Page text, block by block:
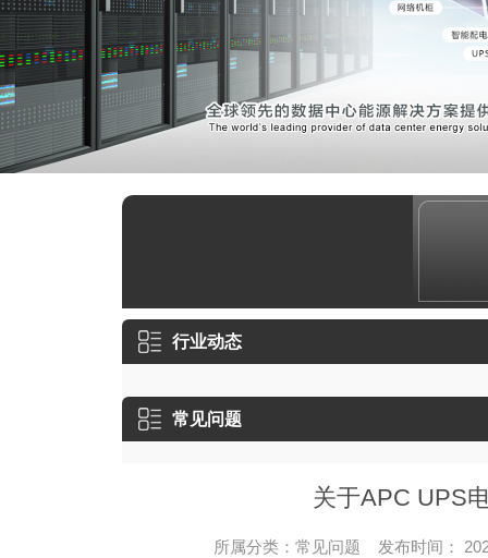
延长APC UPS不间断电源供时间的··· 2023-07-19
更换APC UPS不间断电源蓄电池：···
金武士UPS电源广电行业的应用方案 2023-07-17
施耐
免维
机房
行业动态
常见问题
关于APC UPS
所属分类：常见问题 发布时间：